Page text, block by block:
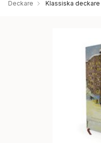
Deckare Klassiska deckare